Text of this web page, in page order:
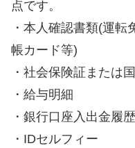
点です。
・本人確認書類(運転
帳カード等)
・社会保険証または
・給与明細
・銀行口座入出金履歴
・IDセルフィー